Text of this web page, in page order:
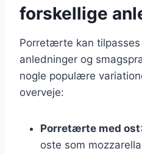
forskellige
Porretærte kan
anledninger og
nogle populære
overveje:
Porretærte med ost
oste som